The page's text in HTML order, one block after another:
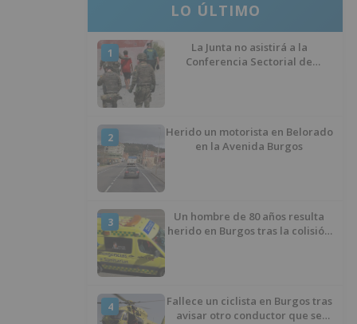
LO ÚLTIMO
1
La Junta no asistirá a la
Conferencia Sectorial de
2
Herido un motorista en Belorado
en la Avenida Burgos
3
Un hombre de 80 años resulta
herido en Burgos tras la colisión
4
Fallece un ciclista en Burgos tras
avisar otro conductor que se